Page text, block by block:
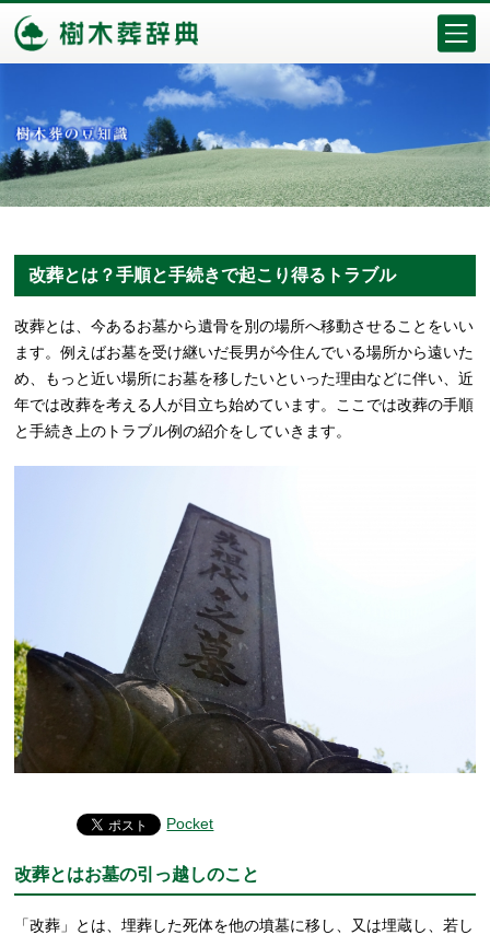
改葬とは？手順と手続きで起こり得るトラブル
改葬とは、今あるお墓から遺骨を別の場所へ移動させることをいい
ます。例えばお墓を受け継いだ長男が今住んでいる場所から遠いた
め、もっと近い場所にお墓を移したいといった理由などに伴い、近
年では改葬を考える人が目立ち始めています。ここでは改葬の手順
と手続き上のトラブル例の紹介をしていきます。
Pocket
改葬とはお墓の引っ越しのこと
「改葬」とは、埋葬した死体を他の墳墓に移し、又は埋蔵し、若し